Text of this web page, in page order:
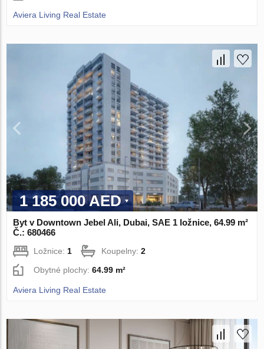
Aviera Living Real Estate
1 185 000 AED
Byt v Downtown Jebel Ali, Dubai, SAE 1 ložnice, 64.99 m²
Č.: 680466
Ložnice: 1 Koupelny:2
Obytné plochy:64.99 m²
Aviera Living Real Estate